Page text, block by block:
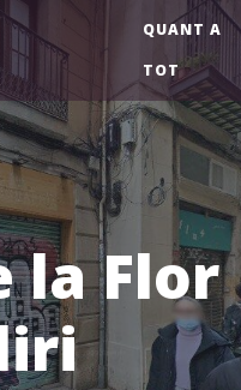
QUANT A
TOT
la Flor